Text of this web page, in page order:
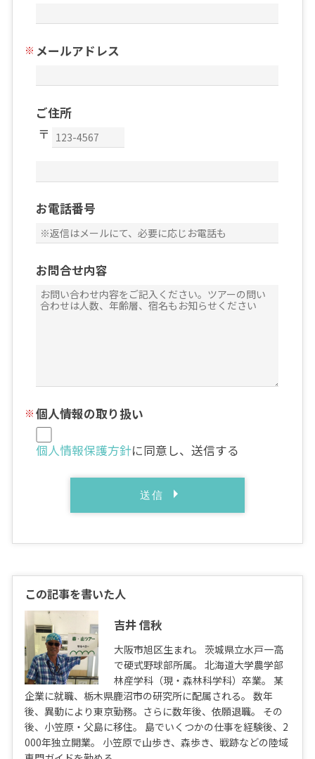
メールアドレス
ご住所
お電話番号
お問合せ内容
個人情報の取り扱い
個人情報保護方針に同意し、送信する
この記事を書いた人
吉井 信秋
大阪市旭区生まれ。 茨城県立水戸一高
で硬式野球部所属。 北海道大学農学部
林産学科（現・森林科学科）卒業。 某
企業に就職、栃木県鹿沼市の研究所に配属される。 数年
後、異動により東京勤務。さらに数年後、依願退職。 その
後、小笠原・父島に移住。 島でいくつかの仕事を経験後、2
000年独立開業。 小笠原で山歩き、森歩き、戦跡などの陸域